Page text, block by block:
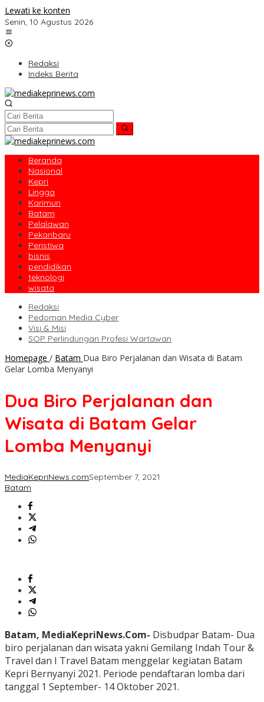
Lewati ke konten
Senin, 10 Agustus 2026
Redaksi
Indeks Berita
Beranda
Nasional
Kepri
Lingga
Karimun
Batam
Pelalawan
Pekanbaru
Peristiwa
bisnis
pendidikan
teknologi
wisata
Redaksi
Pedoman Media Cyber
Visi & Misi
SOP Perlindungan Profesi Wartawan
Homepage / Batam Dua Biro Perjalanan dan Wisata di Batam
Gelar Lomba Menyanyi
Dua Biro Perjalanan dan
Wisata di Batam Gelar
Lomba Menyanyi
MediaKepriNews.comSeptember 7, 2021
Batam
Batam, MediaKepriNews.Com- Disbudpar Batam- Dua
biro perjalanan dan wisata yakni Gemilang Indah Tour &
Travel dan I Travel Batam menggelar kegiatan Batam
Kepri Bernyanyi 2021. Periode pendaftaran lomba dari
tanggal 1 September- 14 Oktober 2021.